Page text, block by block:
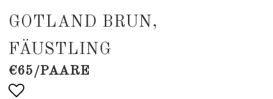
GOTLAND BRUN,
FÄUSTLING
€65/PAARE